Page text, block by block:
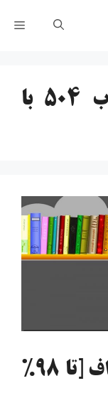
دانلود پی دی اف کتاب ۵۰۴ با
دانلود کتاب pdf پی دی اف [تا 98%